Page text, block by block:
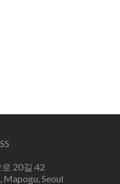
20길 42
Seoul